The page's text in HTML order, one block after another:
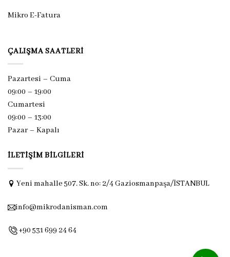
Mikro E-Fatura
ÇALIŞMA SAATLERI
Pazartesi – Cuma
09:00 – 19:00
Cumartesi
09:00 – 13:00
Pazar – Kapalı
İLETIŞIM BILGILERI
Yeni mahalle 507. Sk. no: 2/4 Gaziosmanpaşa/İSTANBUL
info@mikrodanisman.com
+90 531 699 24 64